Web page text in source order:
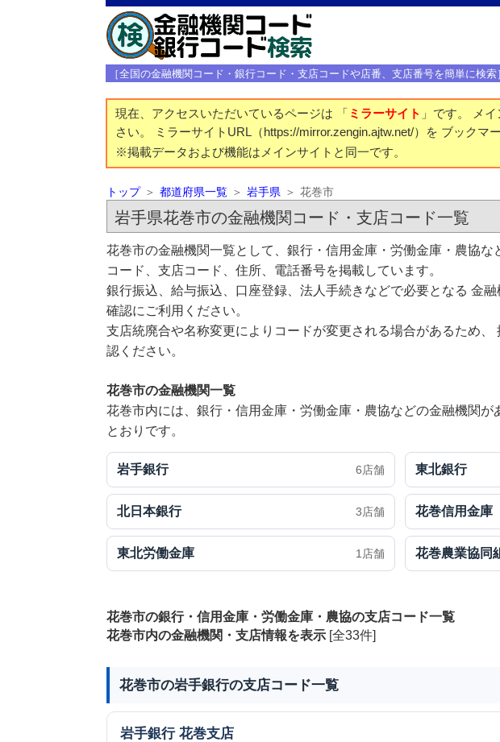
［全国の金融機関コード・銀行コード・支店コードや店番、支店番号を簡単に検索
現在、アクセスいただいているページは 「 ミラーサイト 」です。 メ
さい。 ミラーサイトURL（https://mirror.zengin.ajtw.net/）を ブックマ
※掲載データおよび機能はメインサイトと同一です。
トップ 都道府県一覧 岩手県 花巻市
岩手県花巻市の金融機関コード・支店コード一覧
花巻市の金融機関一覧として、銀行・信用金庫・労働金庫・農協
コード、支店コード、住所、電話番号を掲載しています。
銀行振込、給与振込、口座登録、法人手続きなどで必要となる 金
確認にご利用ください。
支店統廃合や名称変更によりコードが変更される場合があるため、
認ください。
花巻市の金融機関一覧
花巻市内には、銀行・信用金庫・労働金庫・農協などの金融機関が
とおりです。
岩手銀行 6店舗 東北銀行
北日本銀行 3店舗 花巻信用金庫
東北労働金庫 1店舗 花巻農業協同
花巻市の銀行・信用金庫・労働金庫・農協の支店コード一覧
花巻市内の金融機関・支店情報を表示[全33件]
花巻市の岩手銀行の支店コード一覧
岩手銀行 花巻支店